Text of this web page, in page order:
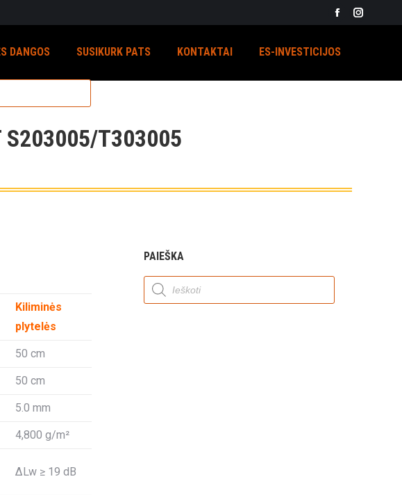
Facebook
opens
DANGOS SUSIKURK PATS KONTAKTAI ES-INVESTICIJOS
S203005/T303005
Kiliminės
plytelės
50 cm
50 cm
5.0 mm
4,800 g/m²
ΔLw ≥ 19 dB
PAIEŠKA
Products
search